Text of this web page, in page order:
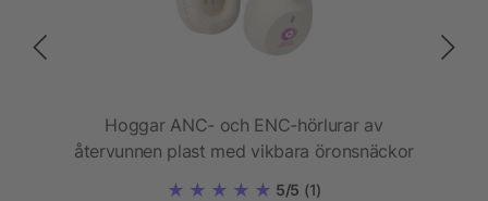
Hoggar ANC- och ENC-hörlurar av
återvunnen plast med vikbara öronsnäckor
5/5 (1)